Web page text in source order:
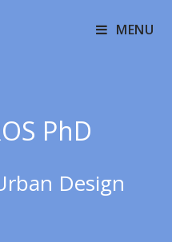
MENU
PhD
Design